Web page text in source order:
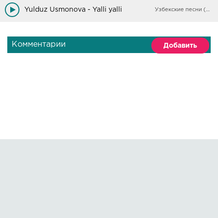
Yulduz Usmonova - Yalli yalli Узбекские песни (Архив)
Комментарии Добавить